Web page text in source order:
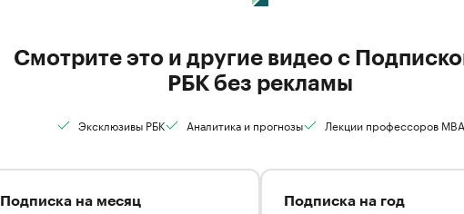
Смотрите это и другие видео с
РБК без рекламы
Эксклюзивы РБК Аналитика и прогнозы Лекции профессоров MBA
Подписка на месяц Подписка на год